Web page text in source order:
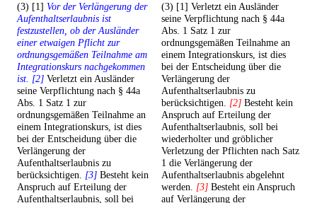
(3) [1] Vor der Verlängerung der
Aufenthaltserlaubnis ist
festzustellen, ob der Ausländer
einer etwaigen Pflicht zur
ordnungsgemäßen Teilnahme am
Integrationskurs nachgekommen
ist. [2] Verletzt ein Ausländer
seine Verpflichtung nach § 44a
Abs. 1 Satz 1 zur
ordnungsgemäßen Teilnahme an
einem Integrationskurs, ist dies
bei der Entscheidung über die
Verlängerung der
Aufenthaltserlaubnis zu
berücksichtigen. [3] Besteht kein
Anspruch auf Erteilung der
Aufenthaltserlaubnis, soll bei
(3) [1] Verletzt ein Ausländer
seine Verpflichtung nach § 44a
Abs. 1 Satz 1 zur
ordnungsgemäßen Teilnahme an
einem Integrationskurs, ist dies
bei der Entscheidung über die
Verlängerung der
Aufenthaltserlaubnis zu
berücksichtigen. [2] Besteht kein
Anspruch auf Erteilung der
Aufenthaltserlaubnis, soll bei
wiederholter und gröblicher
Verletzung der Pflichten nach Satz
1 die Verlängerung der
Aufenthaltserlaubnis abgelehnt
werden. [3] Besteht ein Anspruch
auf Verlängerung der